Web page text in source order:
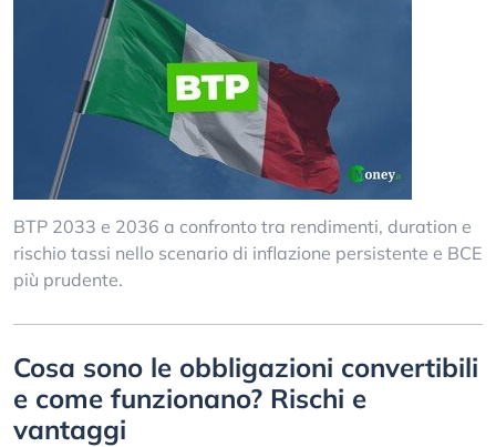
BTP 2033 e 2036 a confronto tra rendimenti, duration e
rischio tassi nello scenario di inflazione persistente e BCE
più prudente.
Cosa sono le obbligazioni convertibili
e come funzionano? Rischi e
vantaggi